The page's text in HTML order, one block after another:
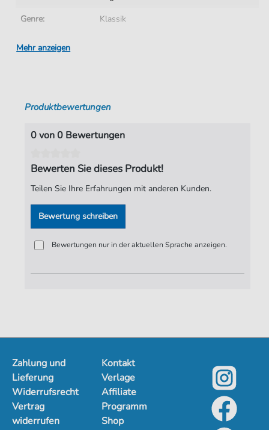
Genre:
Klassik
Ära:
Autoren:
Rinck
Seiten:
3
Verlag:
Jürgen Knuth
Mehr anzeigen
Produktbewertungen
0 von 0 Bewertungen
Bewerten Sie dieses Produkt!
Teilen Sie Ihre Erfahrungen mit anderen Kunden.
Bewertung schreiben
Bewertungen nur in der aktuellen Sprache anzeigen.
Zahlung und
Lieferung
Widerrufsrecht
Vertrag
widerrufen
Kontakt
Verlage
Affiliate
Programm
Shop